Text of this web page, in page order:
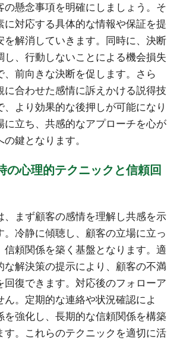
の懸念事項を明確にしましょう。そ
に対応する具体的な情報や保証を提
を解消していきます。同時に、決断
し、行動しないことによる機会損失
、前向きな決断を促します。さら
に合わせた感情に訴えかける説得技
、より効果的な後押しが可能になり
に立ち、共感的なアプローチを心が
鍵となります。
の心理的テクニックと信頼回
、まず顧客の感情を理解し共感を示
。冷静に傾聴し、顧客の立場に立っ
信頼関係を築く基盤となります。適
な解決策の提示により、顧客の不満
回復できます。対応後のフォローア
ん。定期的な連絡や状況確認によ
を強化し、長期的な信頼関係を構築
す。これらのテクニックを適切に活